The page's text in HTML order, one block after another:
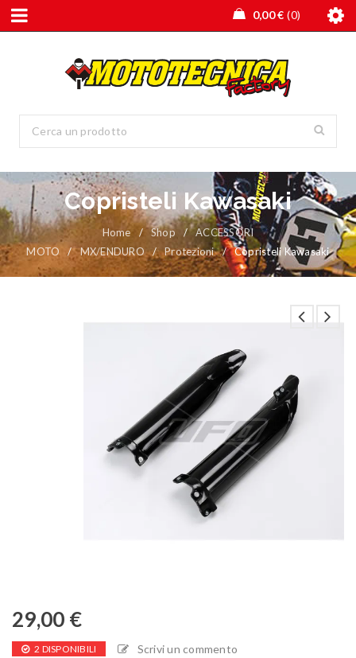
0,00€ 0
Copristeli Kawasaki
Home / Shop /
ACCESSORI
MOTO
/ MX/ENDURO / Protezioni / Copristeli Kawasaki
29,00 €
2 DISPONIBILI Scrivi un commento